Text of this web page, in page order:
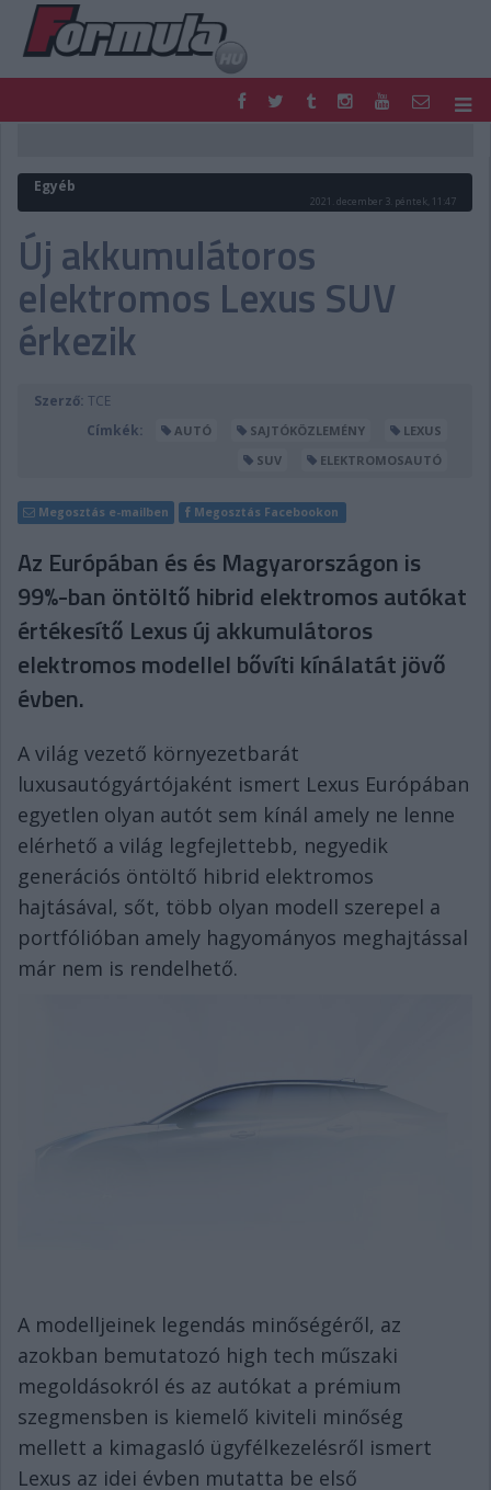
FORMULA
MOTOR
RETRO
PODCAST
SHOP
DIGITÁLIS MAGAZIN
PONTÁLLÁSOK
VERSENYNAPTÁRAK
Egyéb
2021. december 3. péntek, 11:47
Új akkumulátoros
elektromos Lexus SUV
érkezik
Szerző: TCE
Címkék:
AUTÓ SAJTÓKÖZLEMÉNY
LEXUS
SUV
ELEKTROMOSAUTÓ
Megosztás e-mailben Megosztás Facebookon
Az Európában és és Magyarországon is
99%-ban öntöltő hibrid elektromos autókat
értékesítő Lexus új akkumulátoros
elektromos modellel bővíti kínálatát jövő
évben.
A világ vezető környezetbarát
luxusautógyártójaként ismert Lexus Európában
egyetlen olyan autót sem kínál amely ne lenne
elérhető a világ legfejlettebb, negyedik
generációs öntöltő hibrid elektromos
hajtásával, sőt, több olyan modell szerepel a
portfólióban amely hagyományos meghajtással
már nem is rendelhető.
A modelljeinek legendás minőségéről, az
azokban bemutatozó high tech műszaki
megoldásokról és az autókat a prémium
szegmensben is kiemelő kiviteli minőség
mellett a kimagasló ügyfélkezelésről ismert
Lexus az idei évben mutatta be első